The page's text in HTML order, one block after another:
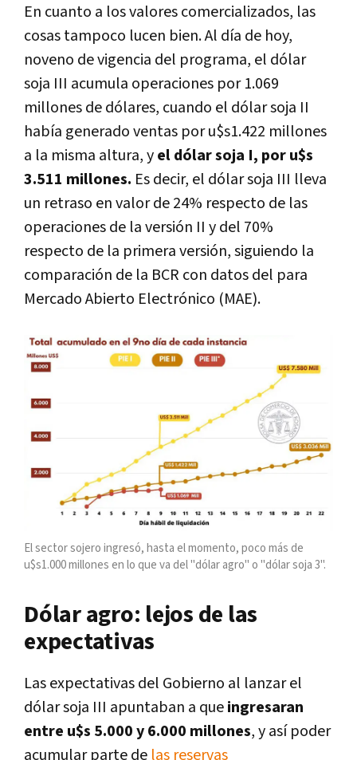
En cuanto a los valores comercializados, las
cosas tampoco lucen bien. Al día de hoy,
noveno de vigencia del programa, el dólar
soja III acumula operaciones por 1.069
millones de dólares, cuando el dólar soja II
había generado ventas por u$s1.422 millones
a la misma altura, yel dólar soja I, por u$s
3.511 millones. Es decir, el dólar soja III lleva
un retraso en valor de 24% respecto de las
operaciones de la versión II y del 70%
respecto de la primera versión, siguiendo la
comparación de la BCR con datos del para
Mercado Abierto Electrónico (MAE).
El sector sojero ingresó, hasta el momento, poco más de
u$s1.000 millones en lo que va del "dólar agro" o "dólar soja 3".
Dólar agro: lejos de las
expectativas
Las expectativas del Gobierno al lanzar el
dólar soja III apuntaban a queingresaran
entre u$s 5.000 y 6.000 millones, y así poder
acumular parte de las reservas